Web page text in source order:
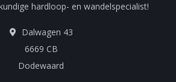
hardloop- en wandelspecialist!
Dalwagen 43
6669 CB
Dodewaard